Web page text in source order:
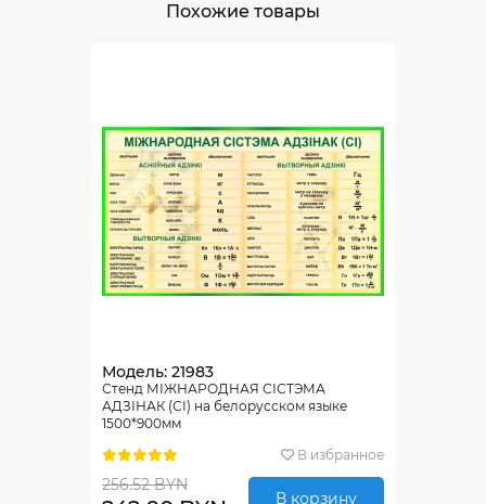
Похожие товары
Модель: 21983
Стенд МІЖНАРОДНАЯ СІСТЭМА
АДЗІНАК (СІ) на белорусском языке
1500*900мм
В избранное
256.52 BYN
В корзину